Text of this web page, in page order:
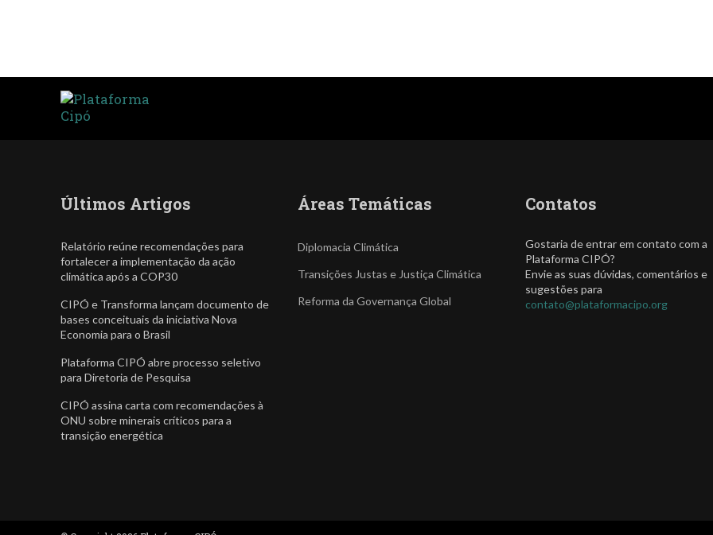
Últimos Artigos
Relatório reúne recomendações para
fortalecer a implementação da ação
climática após a COP30
CIPÓ e Transforma lançam documento de
bases conceituais da iniciativa Nova
Economia para o Brasil
Plataforma CIPÓ abre processo seletivo
para Diretoria de Pesquisa
CIPÓ assina carta com recomendações à
ONU sobre minerais críticos para a
transição energética
Áreas Temáticas
Diplomacia Climática
Transições Justas e Justiça Climática
Reforma da Governança Global
Contatos
Gostaria de entrar em contato com a
Plataforma CIPÓ?
Envie as suas dúvidas, comentários e
sugestões para
contato@plataformacipo.org